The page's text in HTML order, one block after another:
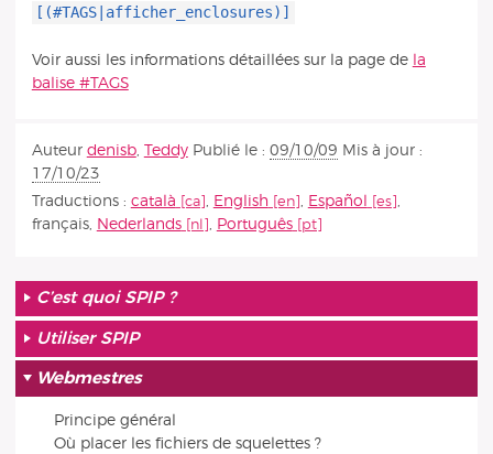
[(#TAGS|afficher_enclosures)]
Voir aussi les informations détaillées sur la page de la
balise #TAGS
Auteur denisb, Teddy Publié le : 09/10/09 Mis à jour :
17/10/23
Traductions : català , English , Español
,
français, Nederlands , Português
C’est quoi SPIP ?
Utiliser SPIP
Webmestres
Principe général
Où placer les fichiers de squelettes ?